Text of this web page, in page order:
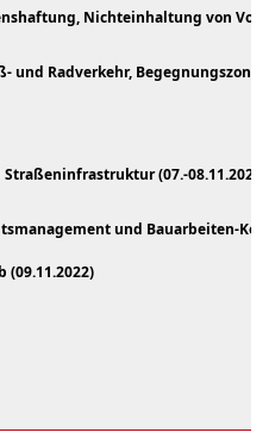
Nichteinhaltung von
und Radverkehr, Begegnungszonen
(07.-08.11.2022)
und Bauarbeiten-